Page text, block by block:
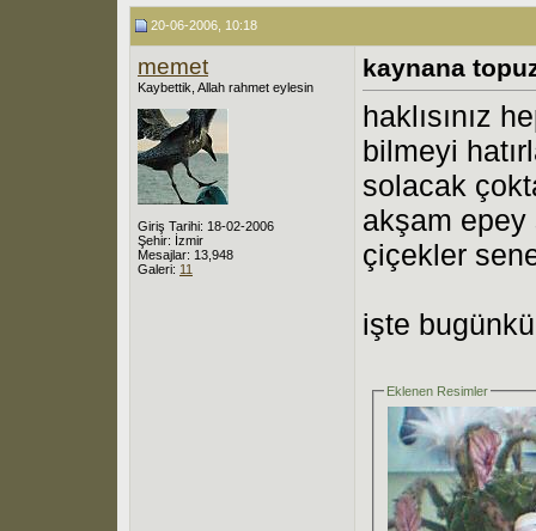
20-06-2006, 10:18
memet
Kaybettik, Allah rahmet eylesin
Giriş Tarihi: 18-02-2006
Şehir: İzmir
Mesajlar: 13,948
Galeri: 11
kaynana
haklısınız
bilmeyi
solacak
akşam
çiçekler
işte
Eklenen Resimler